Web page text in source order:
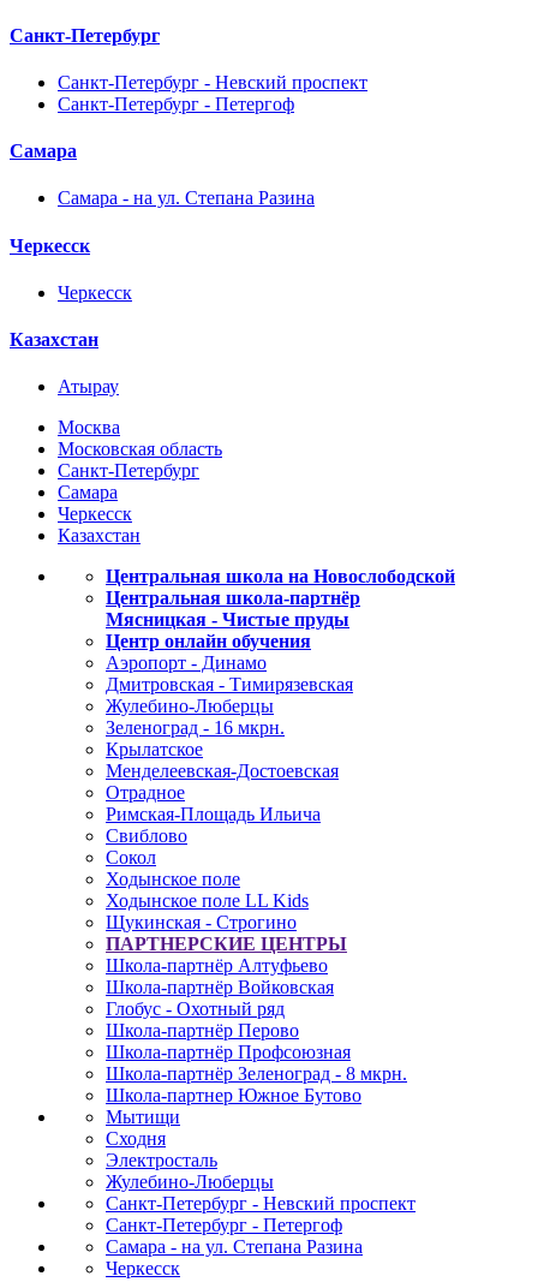
Санкт-Петербург
Санкт-Петербург - Невский проспект
Санкт-Петербург - Петергоф
Самара
Самара - на ул. Степана Разина
Черкесск
Черкесск
Казахстан
Атырау
Москва
Московская область
Санкт-Петербург
Самара
Черкесск
Казахстан
Центральная школа на Новослободской
Центральная школа-партнёр
Мясницкая - Чистые пруды
Центр онлайн обучения
Аэропорт - Динамо
Дмитровская - Тимирязевская
Жулебино-Люберцы
Зеленоград - 16 мкрн.
Крылатское
Менделеевская-Достоевская
Отрадное
Римская-Площадь Ильича
Свиблово
Сокол
Ходынское поле
Ходынское поле LL Kids
Щукинская - Строгино
ПАРТНЕРСКИЕ ЦЕНТРЫ
Школа-партнёр Алтуфьево
Школа-партнёр Войковская
Глобус - Охотный ряд
Школа-партнёр Перово
Школа-партнёр Профсоюзная
Школа-партнёр Зеленоград - 8 мкрн.
Школа-партнер Южное Бутово
Мытищи
Сходня
Электросталь
Жулебино-Люберцы
Санкт-Петербург - Невский проспект
Санкт-Петербург - Петергоф
Самара - на ул. Степана Разина
Черкесск